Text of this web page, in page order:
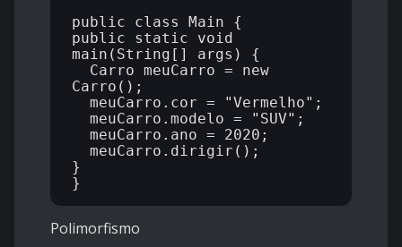
public class Main {
public static void
main(String[] args) {
Carro meuCarro = new
Carro();
meuCarro.cor = "Vermelho";
meuCarro.modelo = "SUV";
meuCarro.ano = 2020;
meuCarro.dirigir();
}
Polimorfismo